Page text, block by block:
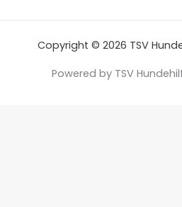
Copyright © 2026 TSV
Powered by TSV